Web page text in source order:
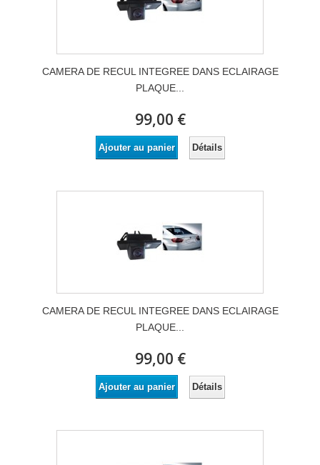
CAMERA DE RECUL INTEGREE DANS ECLAIRAGE
PLAQUE...
99,00 €
Ajouter au panier Détails
CAMERA DE RECUL INTEGREE DANS ECLAIRAGE
PLAQUE...
99,00 €
Ajouter au panier Détails